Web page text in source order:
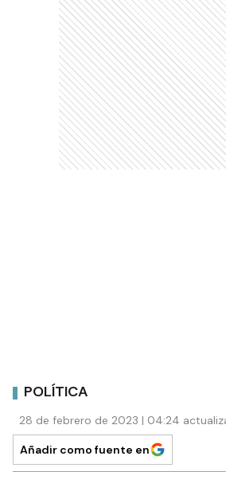
POLÍTICA
28 de febrero de 2023 | 04:24
Añadir como fuente en